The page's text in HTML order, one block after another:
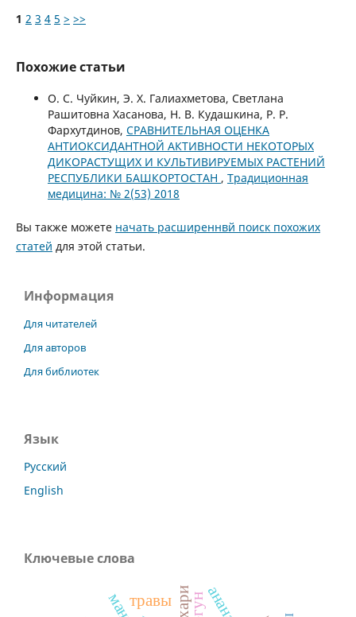
1 2 3 4 5 > >>
Похожие статьи
О. С. Чуйкин, Э. Х. Галиахметова, Светлана
Рашитовна Хасанова, Н. В. Кудашкина, Р. Р.
Фархутдинов, СРАВНИТЕЛЬНАЯ ОЦЕНКА
АНТИОКСИДАНТНОЙ АКТИВНОСТИ НЕКОТОРЫХ
ДИКОРАСТУЩИХ И КУЛЬТИВИРУЕМЫХ РАСТЕНИЙ
РЕСПУБЛИКИ БАШКОРТОСТАН , Традиционная
медицина: № 2(53) 2018
Вы также можете начать расширеннвй поиск похожих
статей для этой статьи.
Информация
Для читателей
Для авторов
Для библиотек
Язык
Русский
English
Ключевые слова
ананас
травы